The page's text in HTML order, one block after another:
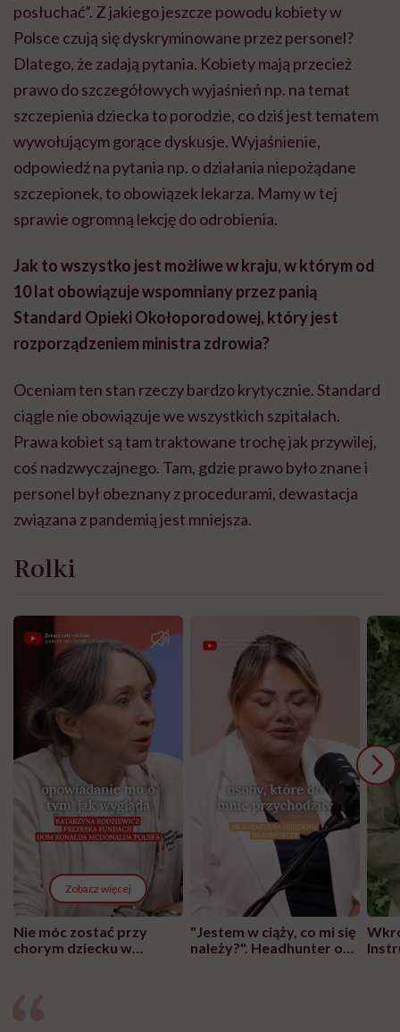
posłuchać”. Z jakiego jeszcze powodu kobiety w
Polsce czują się dyskryminowane przez personel?
Dlatego, że zadają pytania. Kobiety mają przecież
prawo do szczegółowych wyjaśnień np. na temat
szczepienia dziecka to porodzie, co dziś jest tematem
wywołującym gorące dyskusje. Wyjaśnienie,
odpowiedź na pytania np. o działania niepożądane
szczepionek, to obowiązek lekarza. Mamy w tej
sprawie ogromną lekcję do odrobienia.
Jak to wszystko jest możliwe w kraju, w którym od
10 lat obowiązuje wspomniany przez panią
Standard Opieki Okołoporodowej, który jest
rozporządzeniem ministra zdrowia?
Oceniam ten stan rzeczy bardzo krytycznie. Standard
ciągle nie obowiązuje we wszystkich szpitalach.
Prawa kobiet są tam traktowane trochę jak przywilej,
coś nadzwyczajnego. Tam, gdzie prawo było znane i
personel był obeznany z procedurami, dewastacja
związana z pandemią jest mniejsza.
Rolki
Zobacz więcej
Nie móc zostać przy
chorym dziecku w
"Jestem w ciąży, co mi się
należy?". Headhunter o